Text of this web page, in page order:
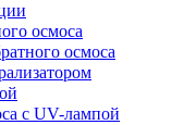
осмоса
осмоса
с UV-лампой